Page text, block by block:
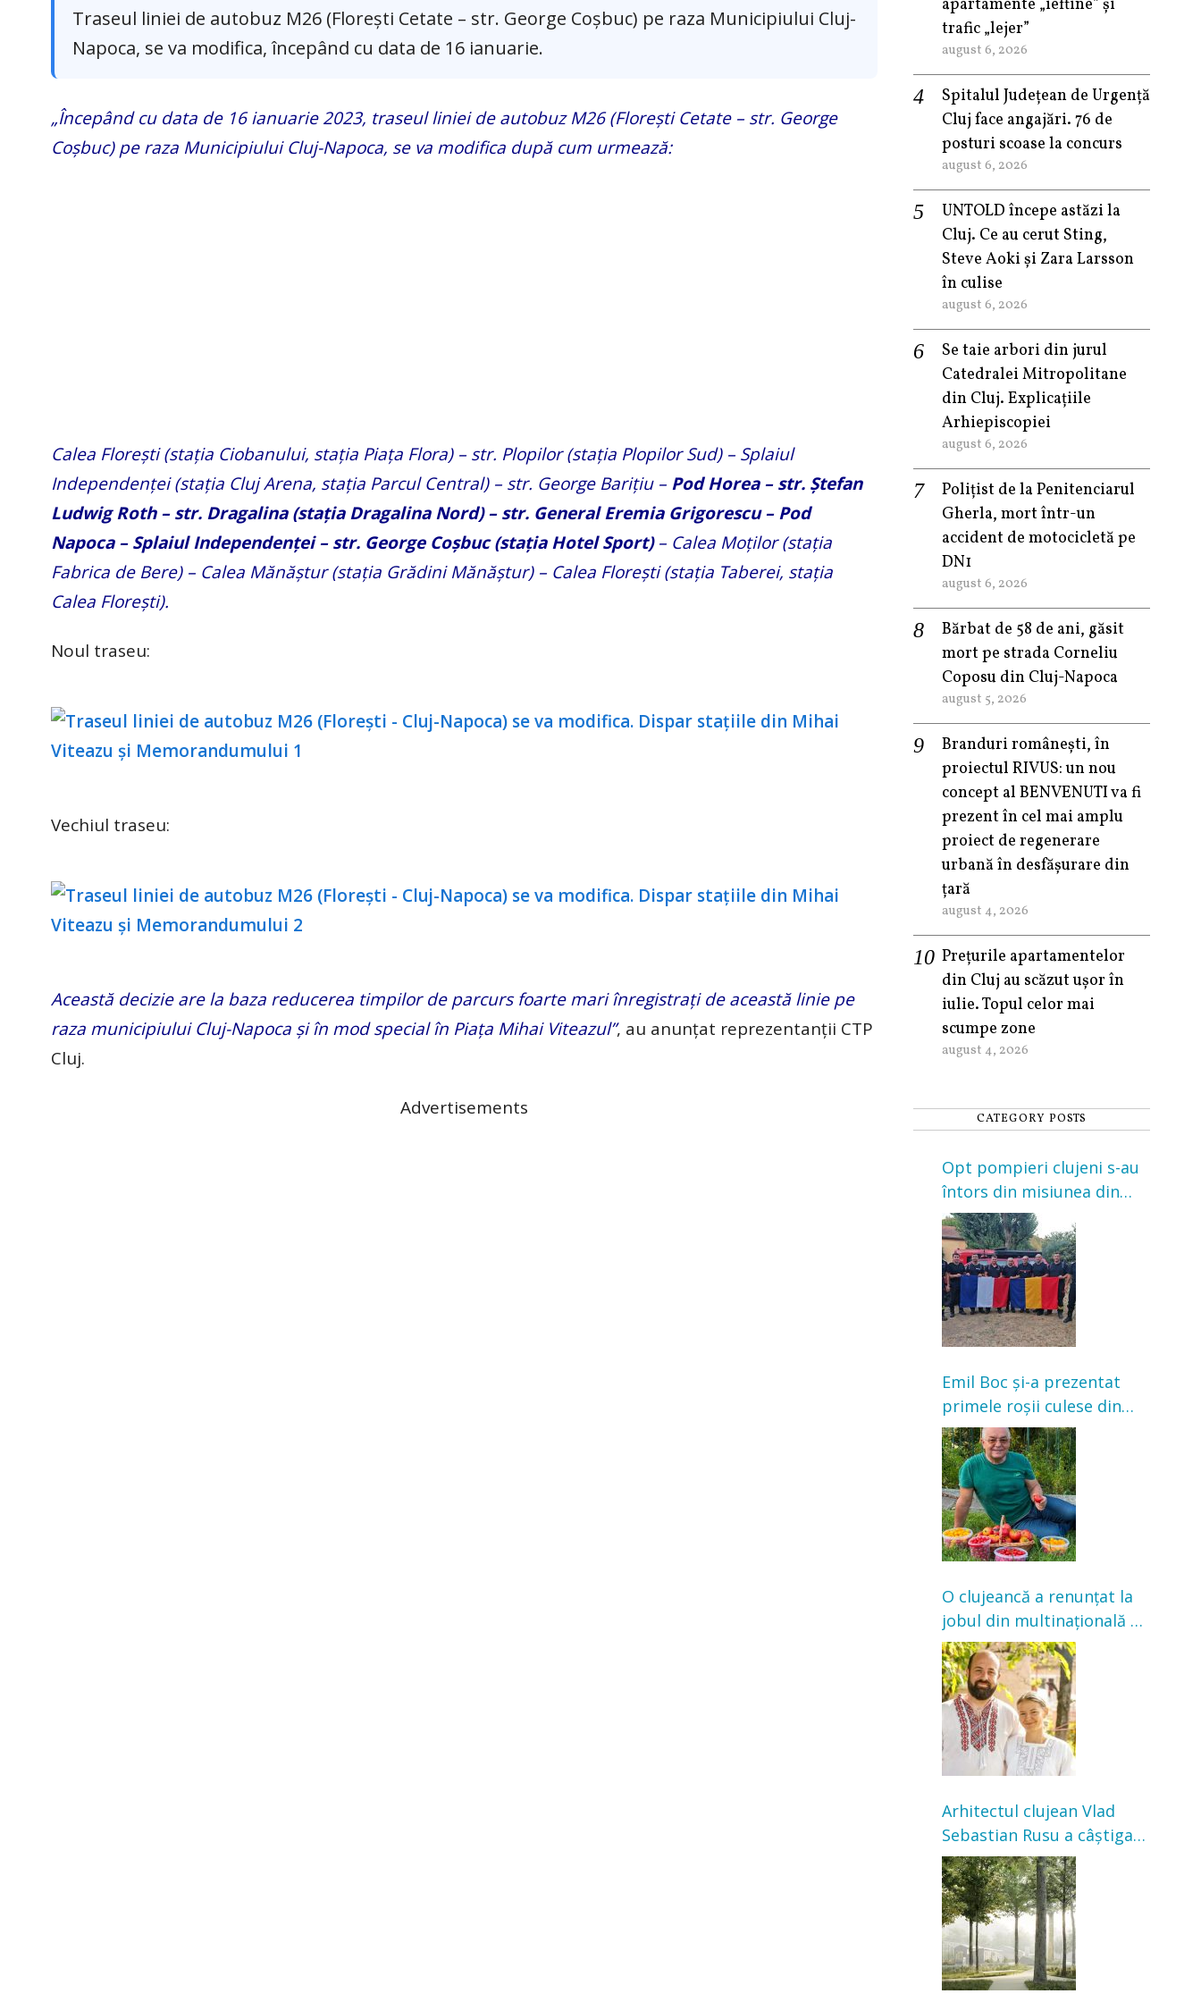
Traseul liniei de autobuz M26 (Florești Cetate – str. George Coșbuc) pe raza Municipiului Cluj-
Napoca, se va modifica, începând cu data de 16 ianuarie.
„Începând cu data de 16 ianuarie 2023, traseul liniei de autobuz M26 (Florești Cetate – str. George
Coșbuc) pe raza Municipiului Cluj-Napoca, se va modifica după cum urmează:
Calea Florești (stația Ciobanului, stația Piața Flora) – str. Plopilor (stația Plopilor Sud) – Splaiul
Independenței (stația Cluj Arena, stația Parcul Central) – str. George Barițiu – Pod Horea – str. Ștefan
Ludwig Roth – str. Dragalina (stația Dragalina Nord) – str. General Eremia Grigorescu – Pod
Napoca – Splaiul Independenței – str. George Coșbuc (stația Hotel Sport)– Calea Moților (stația
Fabrica de Bere) – Calea Mănăștur (stația Grădini Mănăștur) – Calea Florești (stația Taberei, stația
Calea Florești).
Noul traseu:
Vechiul traseu:
Această decizie are la baza reducerea timpilor de parcurs foarte mari înregistrați de această linie pe
raza municipiului Cluj-Napoca și în mod special în Piața Mihai Viteazul”, au anunțat reprezentanții CTP
Cluj.
Advertisements
apartamente „ieftine” și
trafic „lejer”
august 6, 2026
Spitalul Județean de Urgență
Cluj face angajări. 76 de
posturi scoase la concurs
august 6, 2026
UNTOLD începe astăzi la
Cluj. Ce au cerut Sting,
Steve Aoki și Zara Larsson
în culise
august 6, 2026
Se taie arbori din jurul
Catedralei Mitropolitane
din Cluj. Explicațiile
Arhiepiscopiei
august 6, 2026
Polițist de la Penitenciarul
Gherla, mort într-un
accident de motocicletă pe
DN1
august 6, 2026
Bărbat de 58 de ani, găsit
mort pe strada Corneliu
Coposu din Cluj-Napoca
august 5, 2026
Branduri românești, în
proiectul RIVUS: un nou
concept al BENVENUTI va fi
prezent în cel mai amplu
proiect de regenerare
urbană în desfășurare din
țară
august 4, 2026
Prețurile apartamentelor
din Cluj au scăzut ușor în
iulie. Topul celor mai
scumpe zone
august 4, 2026
CATEGORY POSTS
Opt pompieri clujeni s-au
întors din misiunea din
Franța. Au intervenit la
incendii de vegetație și
pădure
Emil Boc și-a prezentat
primele roșii culese din
grădină: „Niciun magazin
nu poate oferi această
satisfacție”
O clujeancă a renunțat la
jobul din multinațională și
s-a mutat la țară. Acum
cultivă legume în grădina
bunicilor
Arhitectul clujean Vlad
Sebastian Rusu a câștigat
concursul pentru
transformarea Grădinii
Casei Universitarilor